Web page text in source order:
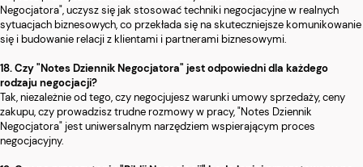
Negocjatora", uczysz się jak stosować techniki negocjacyjne w realnych
sytuacjach biznesowych, co przekłada się na skuteczniejsze komunikowanie
się i budowanie relacji z klientami i partnerami biznesowymi.
18. Czy "Notes Dziennik Negocjatora" jest odpowiedni dla każdego
rodzaju negocjacji?
Tak, niezależnie od tego, czy negocjujesz warunki umowy sprzedaży, ceny
zakupu, czy prowadzisz trudne rozmowy w pracy, "Notes Dziennik
Negocjatora" jest uniwersalnym narzędziem wspierającym proces
negocjacyjny.